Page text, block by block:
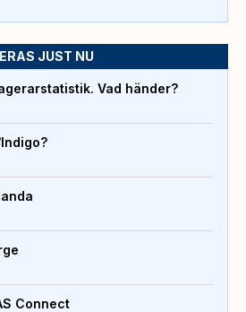
JUST NU
Vad händer?
Connect